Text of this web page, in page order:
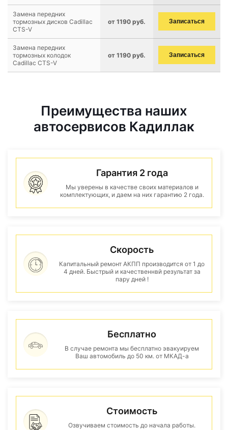
Замена передних
тормозных дисков Cadillac
CTS-V
от 1190 руб. Записаться
Замена передних
тормозных колодок
Cadillac CTS-V
от 1190 руб. Записаться
Преимущества наших
автосервисов Кадиллак
Гарантия 2 года
Мы уверены в качестве своих материалов и
комплектующих, и даем на них гарантию 2 года.
Скорость
Капитальный ремонт АКПП производится от 1 до
4 дней. Быстрый и качественнвй результат за
пару дней !
Бесплатно
В случае ремонта мы бесплатно эвакуируем
Ваш автомобиль до 50 км. от МКАД-а
Стоимость
Озвучиваем стоимость до начала работы.